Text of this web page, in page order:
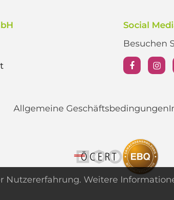
Social
Besuchen
Allgemeine Geschäftsbedingungen
Nutzererfahrung. Weitere